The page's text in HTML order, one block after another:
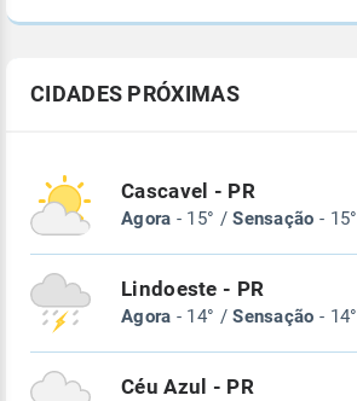
CIDADES PRÓXIMAS
Cascavel - PR
Agora - 15° /Sensação - 15°
Lindoeste - PR
Agora - 14° /Sensação - 14°
Céu Azul - PR